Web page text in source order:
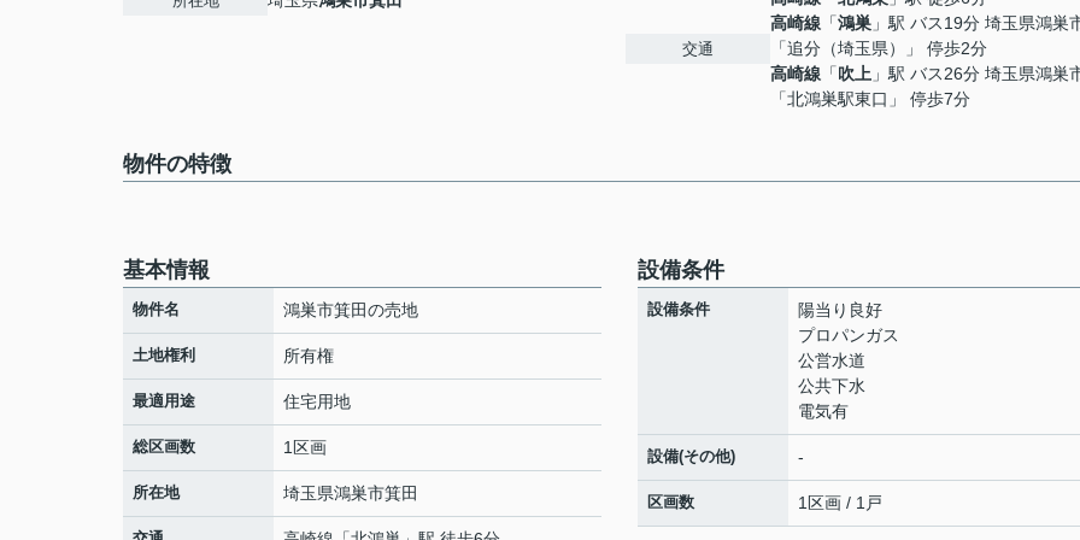
交通
高崎線 「鴻巣 」駅 バス19分 埼玉県鴻巣
「追分（埼玉県）」 停歩2分
高崎線 「吹上 」駅 バス26分 埼玉県鴻巣
「北鴻巣駅東口」 停歩7分
物件の特徴
基本情報
物件名 鴻巣市箕田の売地
土地権利 所有権
最適用途 住宅用地
総区画数 1区画
所在地 埼玉県鴻巣市箕田
設備条件
設備条件
陽当り良好
プロパンガス
公営水道
公共下水
電気有
設備(その他) -
区画数 1区画 / 1戸